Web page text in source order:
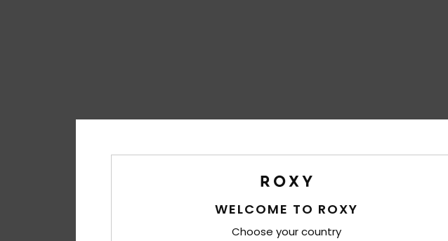
WELCOME TO ROXY
Choose your country